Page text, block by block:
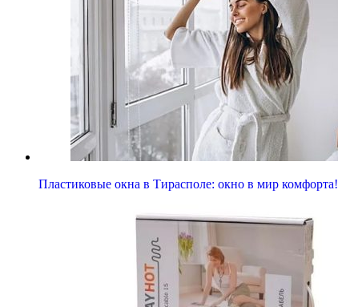
Пластиковые окна в Тирасполе: окно в мир комфорта!